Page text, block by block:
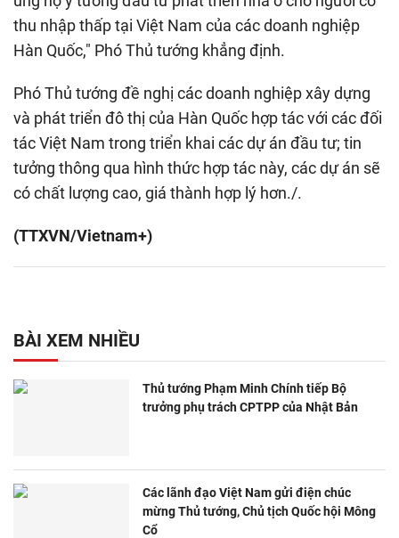
thu nhập thấp tại Việt Nam của các doanh nghiệp
Hàn Quốc," Phó Thủ tướng khẳng định.
Phó Thủ tướng đề nghị các doanh nghiệp xây dựng
và phát triển đô thị của Hàn Quốc hợp tác với các đối
tác Việt Nam trong triển khai các dự án đầu tư; tin
tưởng thông qua hình thức hợp tác này, các dự án sẽ
có chất lượng cao, giá thành hợp lý hơn./.
(TTXVN/Vietnam+)
BÀI XEM NHIỀU
Thủ tướng Phạm Minh Chính tiếp Bộ
trưởng phụ trách CPTPP của Nhật Bản
Các lãnh đạo Việt Nam gửi điện chúc
mừng Thủ tướng, Chủ tịch Quốc hội Mông
Cổ